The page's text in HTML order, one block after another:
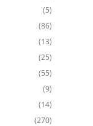
(5)
(86)
(13)
(25)
(55)
(9)
(14)
(270)